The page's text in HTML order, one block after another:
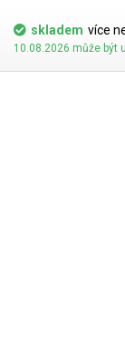
nikterak pevné,
Tímto způsobem lze
mechanickým
okolního prostředí - např.
hmotaEPO-41 je
skladem více
10.08.2026 může být